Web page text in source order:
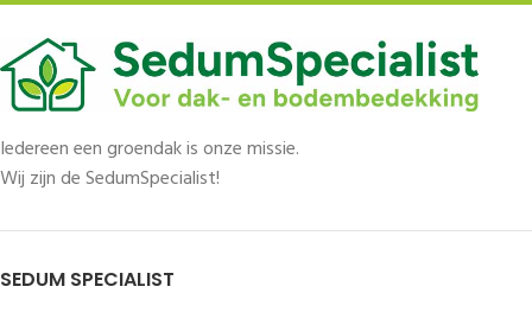
Iedereen een groendak is onze missie.
Wij zijn de SedumSpecialist!
SEDUM SPECIALIST